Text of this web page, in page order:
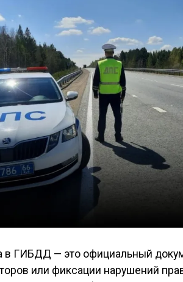
в ГИБДД — это официальный
или фиксации нарушений